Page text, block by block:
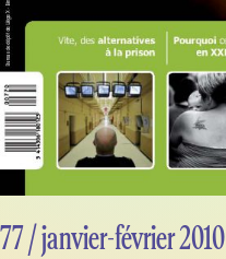
77 / janvier-février 2010